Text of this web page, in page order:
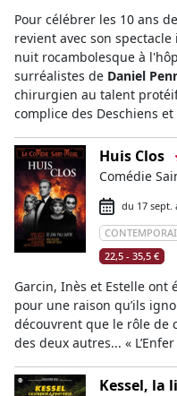
Pour célébrer les 10 ans
revient avec son
nuit rocambolesque à
surréalistes de Daniel
chirurgien au talent
complice des Deschiens
Huis Clos
Comédie
du 17 sept.
22,5 - 35,5 €
Garcin, Inès et Estelle
pour une raison qu’ils
découvrent que le rôle de
des deux autres... «
Kessel, la